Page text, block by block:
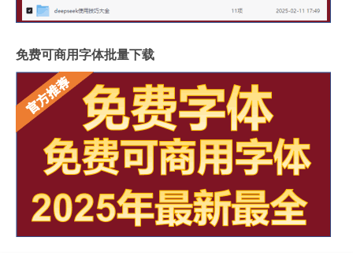
免费可商用字体批量下载